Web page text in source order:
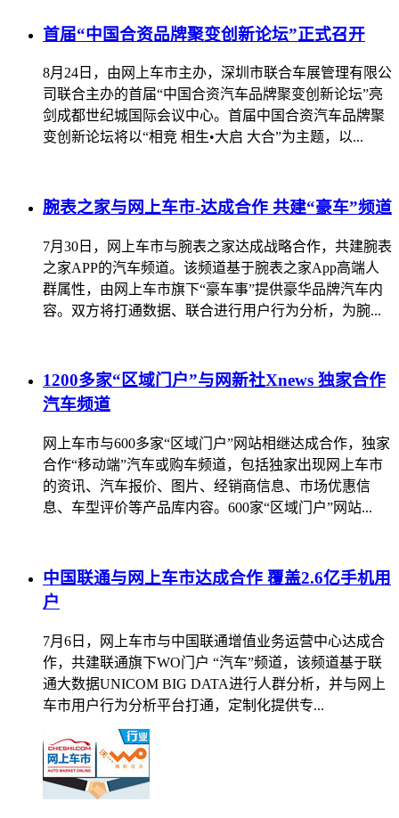
首届“中国合资品牌聚变创新论坛”正式召开
8月24日，由网上车市主办，深圳市联合车展管理有限公
司联合主办的首届“中国合资汽车品牌聚变创新论坛”亮
剑成都世纪城国际会议中心。首届中国合资汽车品牌聚
变创新论坛将以“相竞 相生•大启 大合”为主题，以...
腕表之家与网上车市-达成合作 共建“豪车”频道
7月30日，网上车市与腕表之家达成战略合作，共建腕表
之家APP的汽车频道。该频道基于腕表之家App高端人
群属性，由网上车市旗下“豪车事”提供豪华品牌汽车内
容。双方将打通数据、联合进行用户行为分析，为腕...
1200多家“区域门户”与网新社Xnews 独家合作
汽车频道
网上车市与600多家“区域门户”网站相继达成合作，独家
合作“移动端”汽车或购车频道，包括独家出现网上车市
的资讯、汽车报价、图片、经销商信息、市场优惠信
息、车型评价等产品库内容。600家“区域门户”网站...
中国联通与网上车市达成合作 覆盖2.6亿手机用
户
7月6日，网上车市与中国联通增值业务运营中心达成合
作，共建联通旗下WO门户 “汽车”频道，该频道基于联
通大数据UNICOM BIG DATA进行人群分析，并与网上
车市用户行为分析平台打通，定制化提供专...